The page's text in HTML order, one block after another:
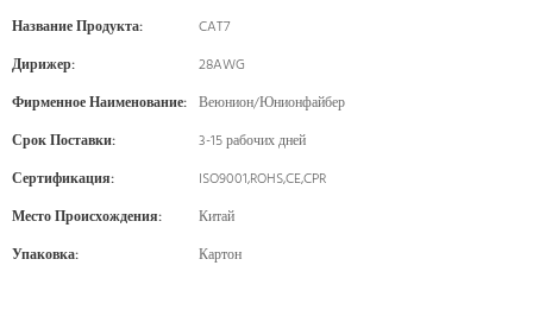
Название Продукта:
CAT7
Дирижер:
28AWG
Фирменное Наименование: Веюнион/Юнионфайбер
Срок Поставки:
3-15 рабочих дней
Сертификация:
ISO9001,ROHS,CE,CPR
Место Происхождения:
Китай
Упаковка:
Картон